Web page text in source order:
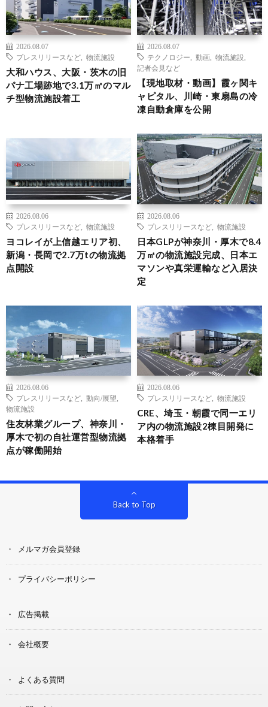
2026.08.07
プレスリリースなど
物流施設
大和ハウス、大阪・茨木の旧
パナ工場跡地で3.1万㎡のマル
チ型物流施設着工
2026.08.07
テクノロジー
動画 物流施設
記者会見など
【現地取材・動画】霞ヶ関キ
ャピタル、川崎・東扇島の冷
凍自動倉庫を公開
2026.08.06
プレスリリースなど
物流施設
ヨコレイが上信越エリア初、
新潟・長岡で2.7万tの物流拠
点開設
2026.08.06
プレスリリースなど
物流施設
日本GLPが神奈川・厚木で8.4
万㎡の物流施設完成、日本エ
マソンや真栄運輸など入居決
定
2026.08.06
プレスリリースなど
動向/展望
物流施設
住友林業グループ、神奈川・
厚木で初の自社運営型物流拠
点が稼働開始
2026.08.06
プレスリリースなど
物流施設
CRE、埼玉・朝霞で同一エリ
ア内の物流施設2棟目開発に
本格着手
Back to Top
メルマガ会員登録
プライバシーポリシー
広告掲載
会社概要
よくある質問